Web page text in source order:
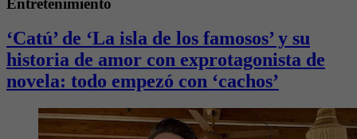
‘Catú’ de ‘La isla de los famosos’ y su
historia de amor con exprotagonista de
novela: todo empezó con ‘cachos’